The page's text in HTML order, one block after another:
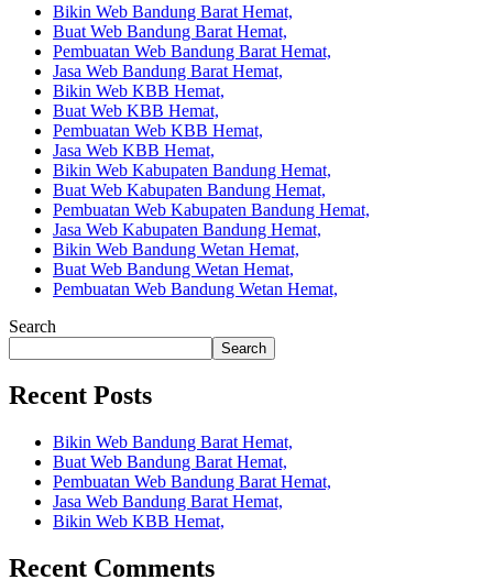
Bikin Web Bandung Barat Hemat,
Buat Web Bandung Barat Hemat,
Pembuatan Web Bandung Barat Hemat,
Jasa Web Bandung Barat Hemat,
Bikin Web KBB Hemat,
Buat Web KBB Hemat,
Pembuatan Web KBB Hemat,
Jasa Web KBB Hemat,
Bikin Web Kabupaten Bandung Hemat,
Buat Web Kabupaten Bandung Hemat,
Pembuatan Web Kabupaten Bandung Hemat,
Jasa Web Kabupaten Bandung Hemat,
Bikin Web Bandung Wetan Hemat,
Buat Web Bandung Wetan Hemat,
Pembuatan Web Bandung Wetan Hemat,
Search
Search
Recent Posts
Bikin Web Bandung Barat Hemat,
Buat Web Bandung Barat Hemat,
Pembuatan Web Bandung Barat Hemat,
Jasa Web Bandung Barat Hemat,
Bikin Web KBB Hemat,
Recent Comments